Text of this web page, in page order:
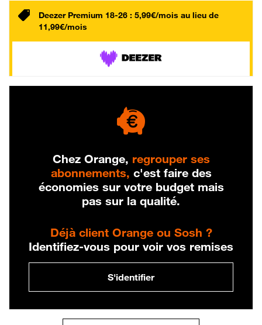
Deezer Premium 18-26 : 5,99€/mois au lieu de
11,99€/mois
Chez Orange, regrouper ses
abonnements, c'est faire des
économies sur votre budget mais
pas sur la qualité.
Déjà client Orange ou Sosh ?
Identifiez-vous pour voir vos remises
S'identifier